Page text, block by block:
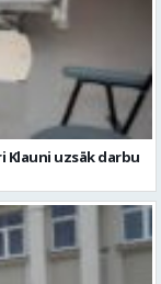
uzsāk darbu